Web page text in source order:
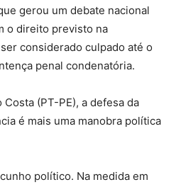
gerou um debate nacional
o direito previsto na
considerado culpado até o
penal condenatória.
(PT-PE), a defesa da
é mais uma manobra política
político. Na medida em